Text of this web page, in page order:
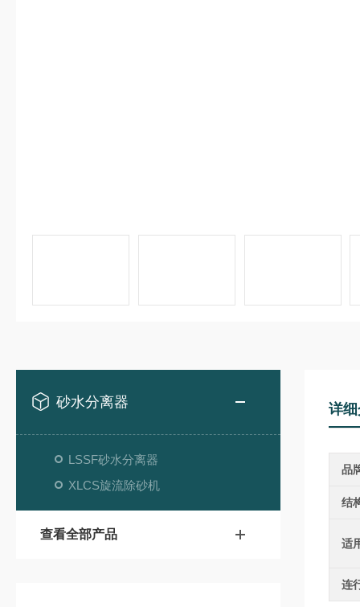
砂水分离器
LSSF砂水分离器
XLCS旋流除砂机
查看全部产品
详
品
结
适
连